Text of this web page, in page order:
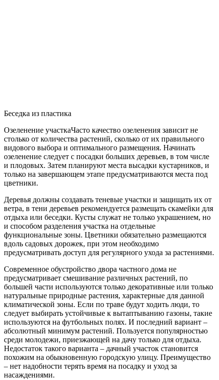
Беседка из пластика
Озеленение участкаЧасто качество озеленения зависит не
столько от количества растений, сколько от их правильного
видового выбора и оптимального размещения. Начинать
озеленение следует с посадки больших деревьев, в том числе
и плодовых. Затем планируют места высадки кустарников, и
только на завершающем этапе предусматриваются места под
цветники.
Деревья должны создавать теневые участки и защищать их от
ветра, в тени деревьев рекомендуется размещать скамейки для
отдыха или беседки. Кусты служат не только украшением, но
и способом разделения участка на отдельные
функциональные зоны. Цветники обязательно размещаются
вдоль садовых дорожек, при этом необходимо
предусматривать доступ для регулярного ухода за растениями.
Современное обустройство двора частного дома не
предусматривает смешивание различных растений, по
большей части используются только декоративные или только
натуральные природные растения, характерные для данной
климатической зоны. Если по траве будут ходить люди, то
следует выбирать устойчивые к вытаптыванию газоны, такие
используются на футбольных полях. И последний вариант –
абсолютный минимум растений. Пользуется популярностью
среди молодежи, приезжающей на дачу только для отдыха.
Недостаток такого варианта – дачный участок становится
похожим на обыкновенную городскую улицу. Преимущество
– нет надобности терять время на посадку и уход за
насаждениями.